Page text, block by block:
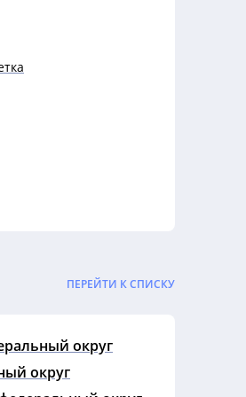
ПЕРЕЙТИ К СПИСКУ
округ
округ